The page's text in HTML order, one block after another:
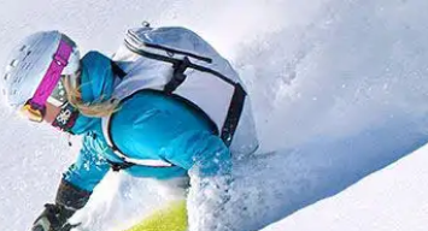
unseren Rabatt-Aktionen!